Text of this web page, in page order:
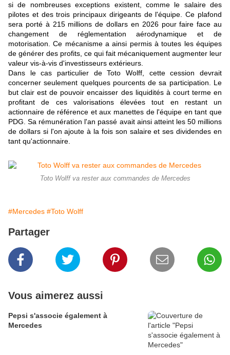
si de nombreuses exceptions existent, comme le salaire des
pilotes et des trois principaux dirigeants de l'équipe. Ce plafond
sera porté à 215 millions de dollars en 2026 pour faire face au
changement de réglementation aérodynamique et de
motorisation. Ce mécanisme a ainsi permis à toutes les équipes
de générer des profits, ce qui fait mécaniquement augmenter leur
valeur vis-à-vis d'investisseurs extérieurs.
Dans le cas particulier de Toto Wolff, cette cession devrait
concerner seulement quelques pourcents de sa participation. Le
but clair est de pouvoir encaisser des liquidités à court terme en
profitant de ces valorisations élevées tout en restant un
actionnaire de référence et aux manettes de l'équipe en tant que
PDG. Sa rémunération l'an passé avait ainsi atteint les 50 millions
de dollars si l'on ajoute à la fois son salaire et ses dividendes en
tant qu'actionnaire.
Toto Wolff va rester aux commandes de Mercedes
#Mercedes #Toto Wolff
Partager
Vous aimerez aussi
Pepsi s'associe également à
Mercedes